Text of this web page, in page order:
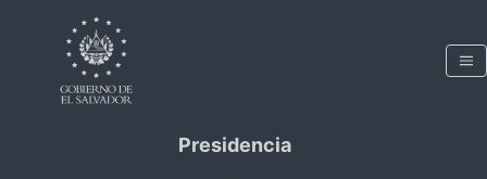
Presidencia